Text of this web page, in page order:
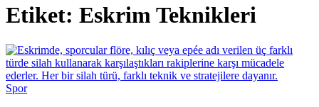
Etiket: Eskrim Teknikleri
Spor